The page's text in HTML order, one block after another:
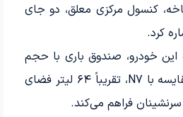
کنسول مرکزی معلق، دو جای
کرد.
این خودرو، صندوق باری با حجم
۵۷۰ لیتر است که در مقایسه با N7، تقریباً ۶۴ لیتر فضای
سرنشینان فراهم می‌کند.